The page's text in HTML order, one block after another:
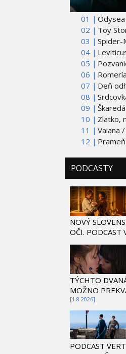
01 | Odysea
02 | Toy
03 | Spider-
04 |
05 |
06 | Romería
07 | Deň
08 |
09 |
10 | Zlatko,
11 | Vaiana
12 | Prameň
PODCASTY
NOVÝ
OČI. PODCAST
TÝCHTO
MOŽNO
[1.8 2026]
PODCAST